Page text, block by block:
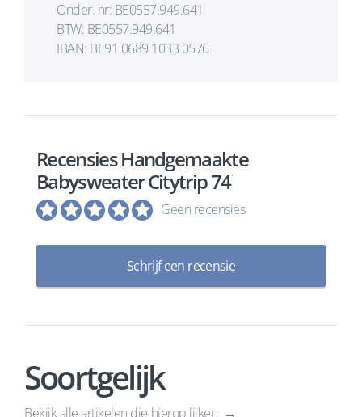
Onder. nr: BE0557.949.641
BTW: BE0557.949.641
IBAN: BE91 0689 1033 0576
Recensies Handgemaakte
Babysweater Citytrip 74
Geen recensies
Schrijf een recensie
Soortgelijk
Bekijk alle artikelen die hierop lijken